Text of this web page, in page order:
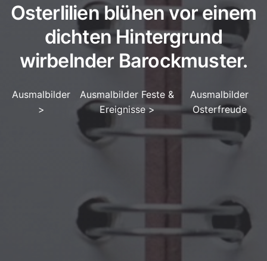
Osterlilien blühen vor einem
dichten Hintergrund
wirbelnder Barockmuster.
Ausmalbilder
>
Ausmalbilder Feste &
Ereignisse>
Ausmalbilder
Osterfreude